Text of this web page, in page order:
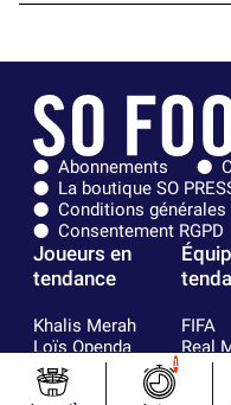
Abonnements
La boutique SO
Conditions
Consentement RGPD
Joueurs en
tendance
Khalis Merah
Loïs Openda
Moussa
Niakhaté
FIFA
Real
1